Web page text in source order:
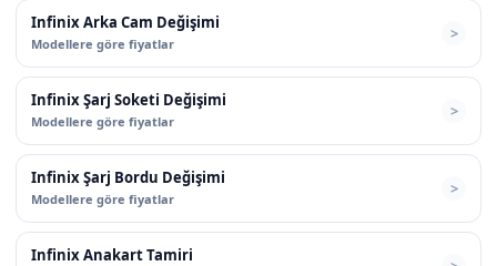
Infinix Arka Cam Değişimi
Modellere göre fiyatlar
Infinix Şarj Soketi Değişimi
Modellere göre fiyatlar
Infinix Şarj Bordu Değişimi
Modellere göre fiyatlar
Infinix Anakart Tamiri